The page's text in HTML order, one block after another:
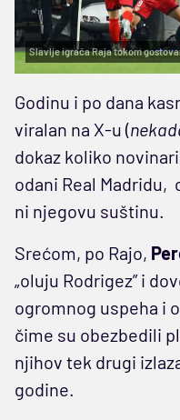
Slavlje igrača Raja tokom
Godinu i po dana
viralan na X-u (
dokaz koliko
odani Real Madridu,
ni njegovu suštinu.
Srećom, po Rajo,
„oluju Rodrigez” i
ogromnog uspeha i
čime su obezbedili
njihov tek drugi
godine.